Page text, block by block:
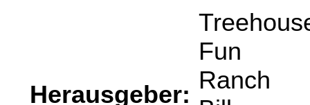
Herausgeber:
Fun
Ranch